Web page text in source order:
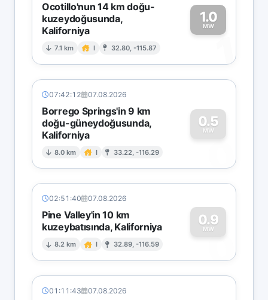
Ocotillo'nun 14 km doğu-
kuzeydoğusunda,
Kaliforniya
7.1 km I 32.80, -115.87
1.0
MW
1
07:42:12 07.08.2026
Borrego Springs'in 9 km
doğu-güneydoğusunda,
Kaliforniya
8.0 km I 33.22, -116.29
0.5
MW
0
02:51:40 07.08.2026
Pine Valley'in 10 km
kuzeybatısında, Kaliforniya
8.2 km I 32.89, -116.59
0.9
MW
0
01:11:43 07.08.2026